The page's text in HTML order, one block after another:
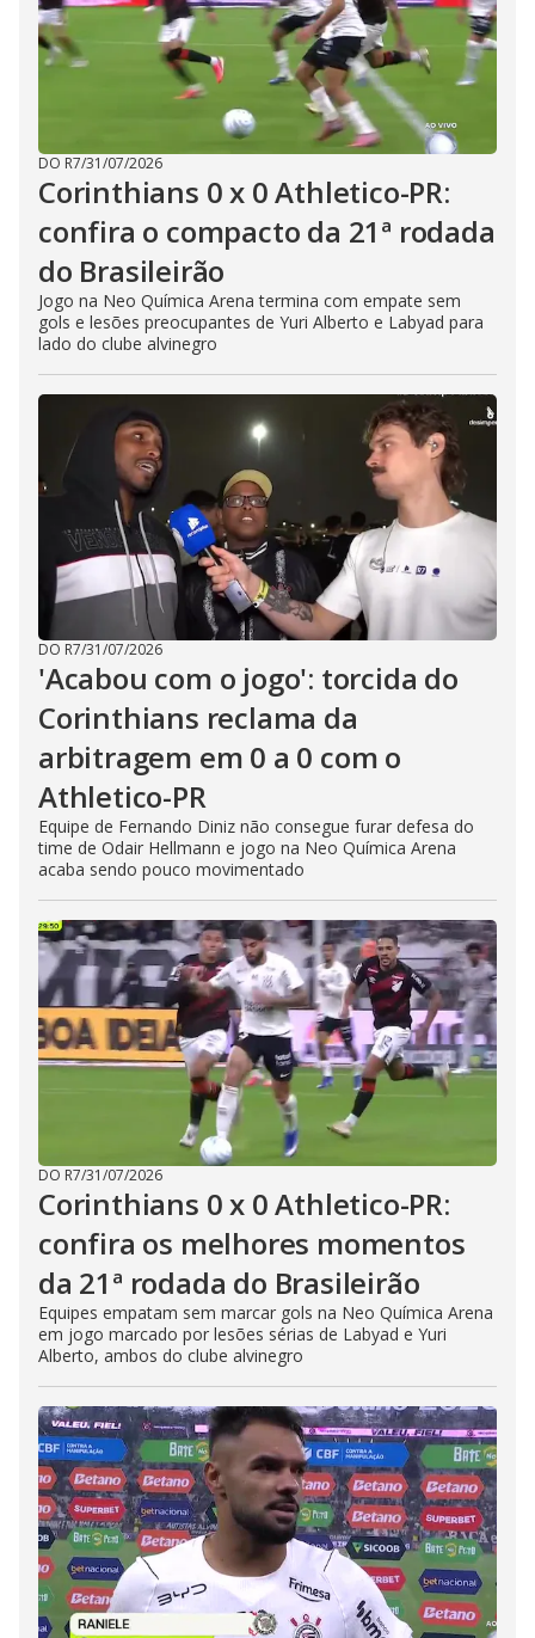
DO R7/31/07/2026
Corinthians 0 x 0 Athletico-PR:
confira o compacto da 21ª rodada
do Brasileirão
Jogo na Neo Química Arena termina com empate sem
gols e lesões preocupantes de Yuri Alberto e Labyad para
lado do clube alvinegro
DO R7/31/07/2026
'Acabou com o jogo': torcida do
Corinthians reclama da
arbitragem em 0 a 0 com o
Athletico-PR
Equipe de Fernando Diniz não consegue furar defesa do
time de Odair Hellmann e jogo na Neo Química Arena
acaba sendo pouco movimentado
DO R7/31/07/2026
Corinthians 0 x 0 Athletico-PR:
confira os melhores momentos
da 21ª rodada do Brasileirão
Equipes empatam sem marcar gols na Neo Química Arena
em jogo marcado por lesões sérias de Labyad e Yuri
Alberto, ambos do clube alvinegro